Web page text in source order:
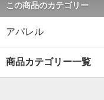
この商品のカテゴリー
アパレル
商品カテゴリー一覧